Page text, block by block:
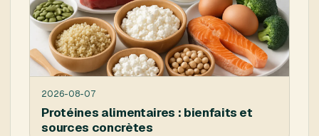
2026-08-07
Protéines alimentaires : bienfaits et
sources concrètes